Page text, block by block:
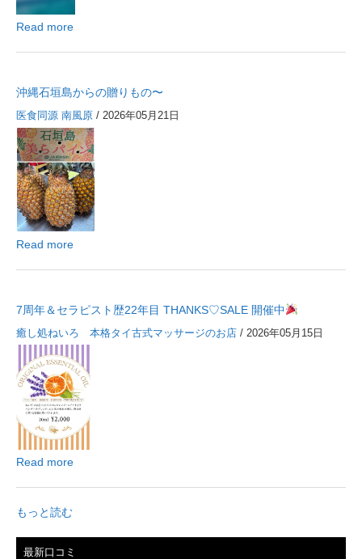
Read more
沖縄石垣島からの贈りもの〜
医食同源 南風原 / 2026年05月21日
Read more
7周年＆セラピスト歴22年目 THANKS♡SALE 開催中
癒し処ねいろ 本格タイ古式マッサージのお店 / 2026年05月15日
Read more
もっと読む
最新口コミ